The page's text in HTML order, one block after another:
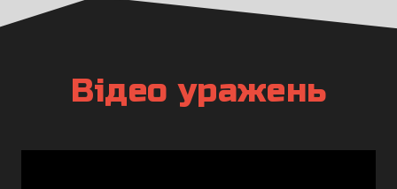
Відео уражень